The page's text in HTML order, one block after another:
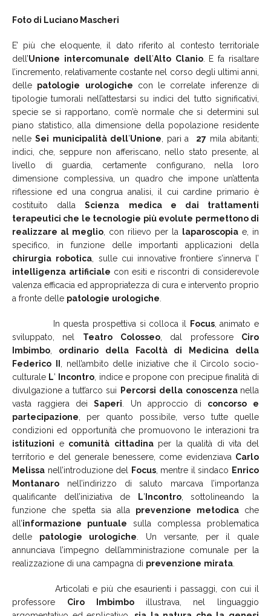
Foto di Luciano Mascheri
E’ più che eloquente, il dato riferito al contesto territoriale
dell’Unione intercomunale dell’Alto Clanio. E fa risaltare
l’incremento, relativamente costante nel corso degli ultimi anni,
delle patologie urologiche con le correlate inferenze di
tipologie tumorali nell’attestarsi su indici del tutto significativi,
specie se si rapportano, com’è normale che si determini sul
piano statistico, alla dimensione della popolazione residente
nelle Sei municipalità dell’Unione , pari a 27 mila abitanti;
indici, che, seppure non afferiscano, nello stato presente, al
livello di guardia, certamente configurano, nella loro
dimensione complessiva, un quadro che impone un’attenta
riflessione ed una congrua analisi, il cui cardine primario è
costituito dallaScienza
medica e dai trattamenti
terapeutici che le tecnologie più evolute permettono di
realizzare al meglio , con rilievo per la laparoscopia e, in
specifico, in funzione delle importanti applicazioni della
chirurgia robotica , sulle cui innovative frontiere s’innerva l’
intelligenza artificiale con esiti e riscontri di considerevole
valenza efficacia ed appropriatezza di cura e intervento proprio
a fronte delle patologie urologiche
In questa prospettiva si colloca il Focus, animato e
sviluppato, nel Teatro Colosseo , dal professore Ciro
Imbimbo
ordinario della Facoltà di Medicina
della
Federico II , nell’ambito delle iniziative che il Circolo socio-
culturale L’ Incontro , indice e propone con precipue finalità di
divulgazione a tutt’arco sui Percorsi della conoscenza nella
vasta raggiera deiSaperi . Un approccio di concorso
e
partecipazione , per quanto possibile, verso tutte quelle
condizioni ed opportunità che promuovono le interazioni tra
istituzioni e comunità cittadinaper la qualità di vita del
territorio e del generale benessere, come evidenziava Carlo
Melissa nell’introduzione del Focus, mentre il sindaco Enrico
Montanaro nell’indirizzo di saluto marcava l’importanza
qualificante dell’iniziativa de L’Incontro, sottolineando la
funzione che spetta sia alla prevenzione metodicache
all’informazione puntuale sulla complessa problematica
delle patologie urologiche . Un versante, per il quale
annunciava l’impegno dell’amministrazione comunale per la
realizzazione di una campagna di prevenzione mirata
Articolati e più che esaurienti i passaggi, con cui il
professore Ciro Imbimbo illustrava, nel linguaggio